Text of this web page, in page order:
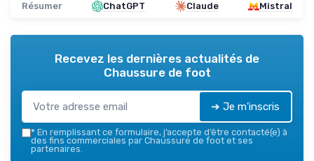
Résumer ChatGPT Claude Mistral
Recevez les dernières actualités de
Chaussure de foot
➔ Je m'inscris
* En remplissant ce formulaire, j’accepte d’être contacté(e) à
des fins commerciales par Chaussure de foot et ses
partenaires.